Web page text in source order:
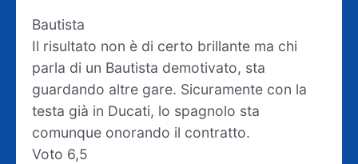
Bautista
Il risultato non è di certo brillante ma chi
parla di un Bautista demotivato, sta
guardando altre gare. Sicuramente con la
testa già in Ducati, lo spagnolo sta
comunque onorando il contratto.
Voto 6,5